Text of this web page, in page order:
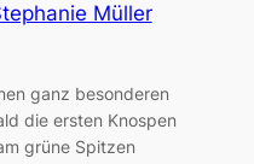
Müller
ganz besonderen
die ersten Knospen
grüne Spitzen